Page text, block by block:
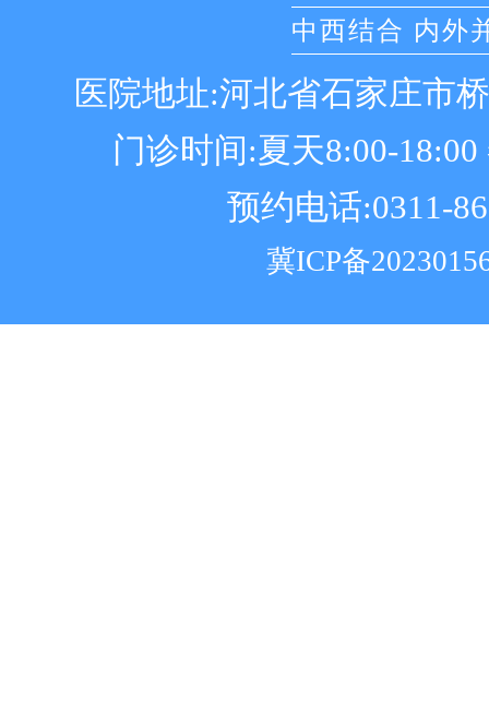
中西结合 内外
医院地址:河北省石家庄市
门诊时间:夏天8:00-18:00
预约电话:0311-
冀ICP备